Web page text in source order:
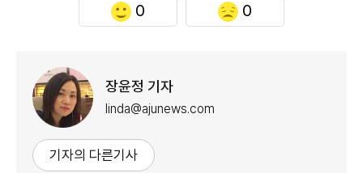
0 0
장윤정 기자
linda@ajunews.com
기자의 다른기사